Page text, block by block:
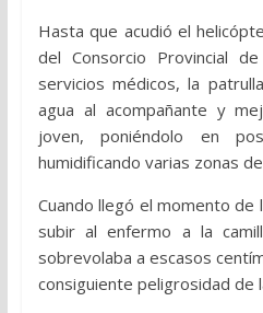
Hasta que acudió el
del Consorcio Provincial
servicios médicos, la
agua al acompañante y
joven, poniéndolo en
humidificando varias zonas
Cuando llegó el momento de
subir al enfermo a la
sobrevolaba a escasos
consiguiente peligrosidad de